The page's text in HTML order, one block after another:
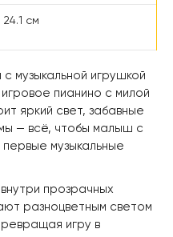
24.1 см
музыкальной игрушкой
пианино с милой
яркий свет, забавные
— всё, чтобы малыш с
музыкальные
прозрачных
разноцветным светом
игру в